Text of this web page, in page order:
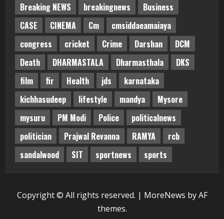
Breaking NEWS
breakingnews
Business
CASE
CINEMA Cm
cmsiddaeamaiaya
congress
cricket Crime Darshan
DCM
Death
DHARMASTALA Dharmasthala
DKS
film
fir Health jds
karnataka
kichhasudeep
lifestyle mandya
Mysore
mysuru
PM Modi Police
politicalnews
politician
Prajwal Revanna RAMYA
rcb
sandalwood
SIT sportnews sports
Copyright © All rights reserved. | MoreNews by AF
themes.